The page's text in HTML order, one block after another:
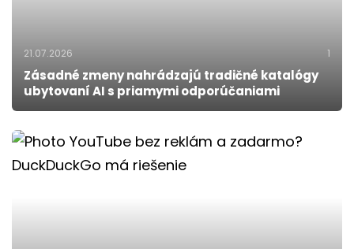
21.07.2026 1
Zásadné zmeny nahrádzajú tradičné katalógy
ubytovaní AI s priamymi odporúčaniami